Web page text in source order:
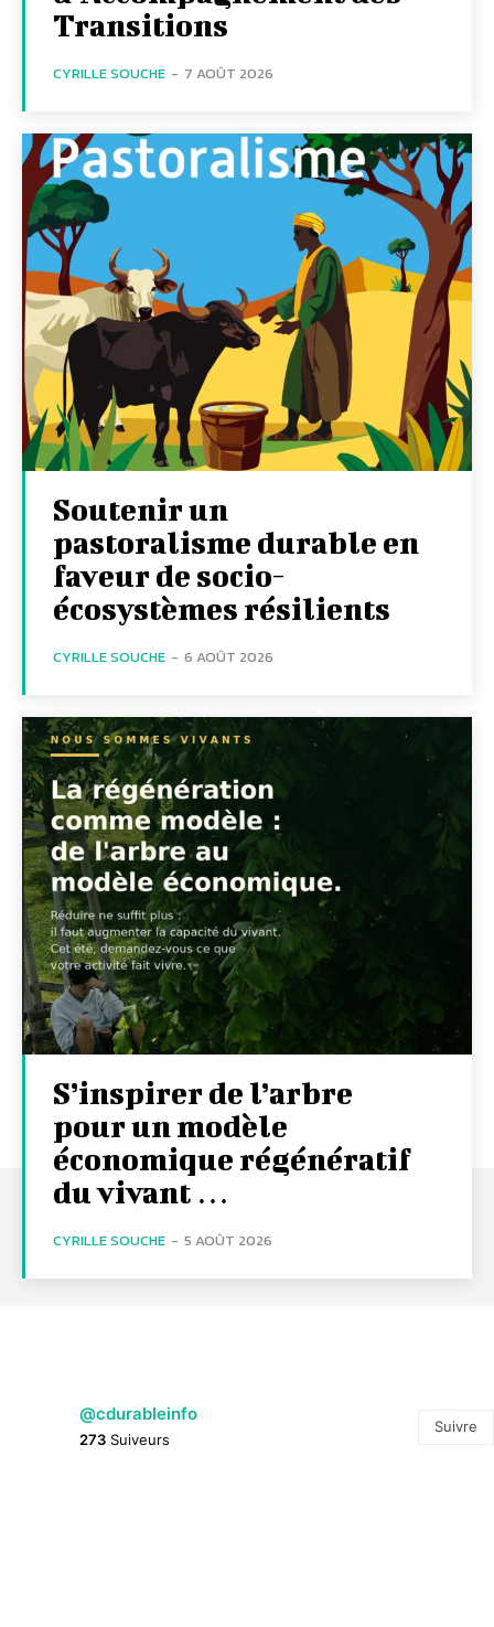
Transitions
CYRILLE SOUCHE - 7 AOÛT 2026
Soutenir un
pastoralisme durable en
faveur de socio-
écosystèmes résilients
CYRILLE SOUCHE - 6 AOÛT 2026
S’inspirer de l’arbre
pour un modèle
économique régénératif
du vivant …
CYRILLE SOUCHE - 5 AOÛT 2026
@cdurableinfo
273 Suiveurs
Suivre